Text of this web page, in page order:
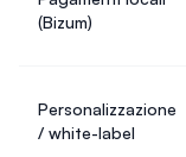
(Bizum)
Personalizzazione
/ white-label